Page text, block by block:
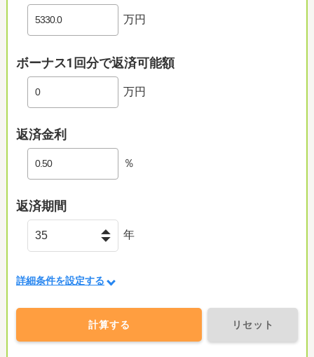
万円
ボーナス1回分で返済可能額
万円
返済金利
％
返済期間
年
詳細条件を設定する
計算する リセット